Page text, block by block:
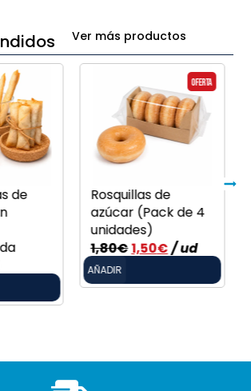
Ver más productos
de
Rosquillas de
azúcar (Pack de 4
unidades)
1,80€1,50€/ ud
Oferta
AÑADIR